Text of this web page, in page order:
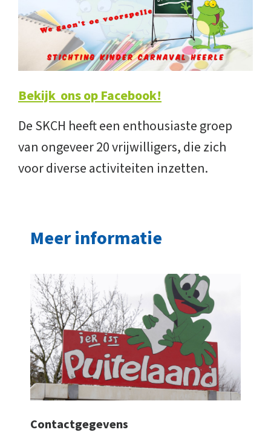
Bekijk ons op Facebook!
De SKCH heeft een enthousiaste groep
van ongeveer 20 vrijwilligers, die zich
voor diverse activiteiten inzetten.
Meer informatie
Contactgegevens